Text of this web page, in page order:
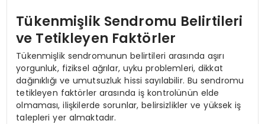
Tükenmişlik Sendromu Belirtileri
ve Tetikleyen Faktörler
Tükenmişlik sendromunun belirtileri arasında aşırı
yorgunluk, fiziksel ağrılar, uyku problemleri, dikkat
dağınıklığı ve umutsuzluk hissi sayılabilir. Bu sendromu
tetikleyen faktörler arasında iş kontrolünün elde
olmaması, ilişkilerde sorunlar, belirsizlikler ve yüksek iş
talepleri yer almaktadır.